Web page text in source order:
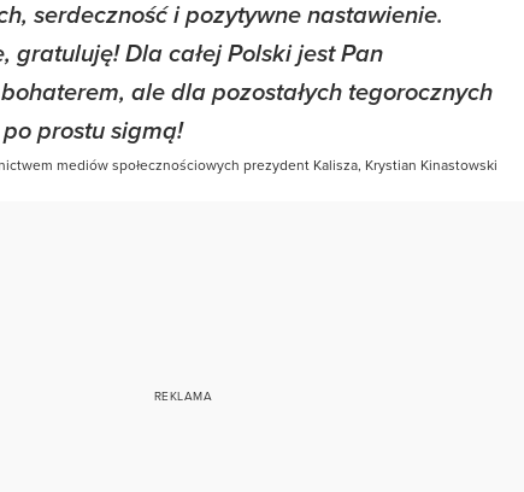
serdeczność i pozytywne nastawienie.
gratuluję! Dla całej Polski jest Pan
ale dla pozostałych tegorocznych
prostu sigmą!
mediów społecznościowych prezydent Kalisza, Krystian Kinastowski